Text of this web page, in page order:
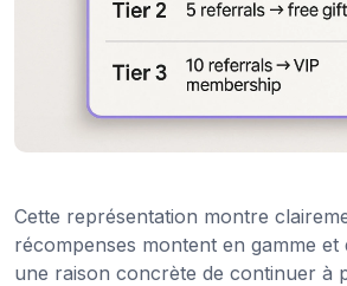
Cette représentation montre
récompenses montent en gamme et
une raison concrète de continuer à